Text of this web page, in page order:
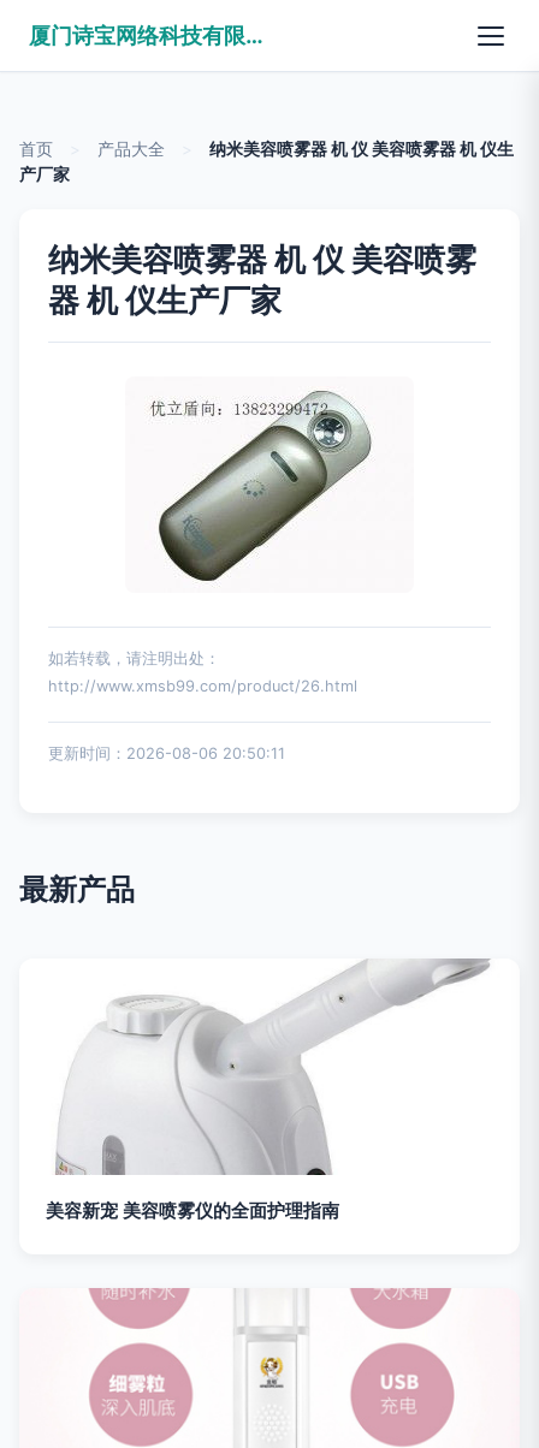
厦门诗宝网络科技有限公司
首页 产品大全
纳米美容喷雾器 机 仪 美容喷雾器 机 仪生
产厂家
纳米美容喷雾器 机 仪 美容喷雾
器 机 仪生产厂家
如若转载，请注明出处：
http://www.xmsb99.com/product/26.html
更新时间：2026-08-06 20:50:11
最新产品
美容新宠 美容喷雾仪的全面护理指南